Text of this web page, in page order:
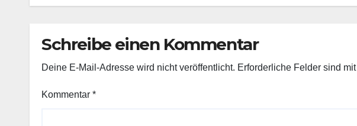
Schreibe einen Kommentar
Deine E-Mail-Adresse wird nicht veröffentlicht. Erforderliche Felder sind mit
Kommentar *